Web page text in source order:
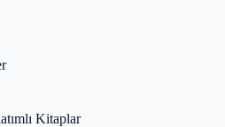
Kitaplar